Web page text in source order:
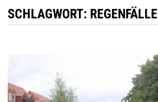
SCHLAGWORT: REGENFÄLLE